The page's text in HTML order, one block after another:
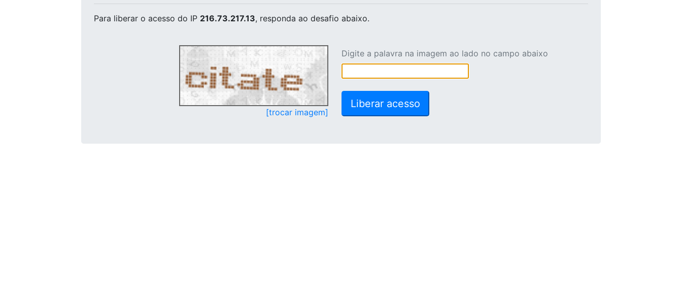
Para liberar o acesso do IP 216.73.217.13, responda ao desafio abaixo.
[trocar imagem]
Digite a palavra na imagem ao lado no campo abaixo